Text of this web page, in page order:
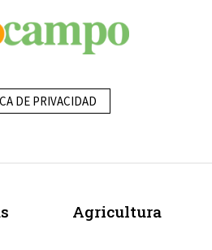
DE PRIVACIDAD
Agricultura